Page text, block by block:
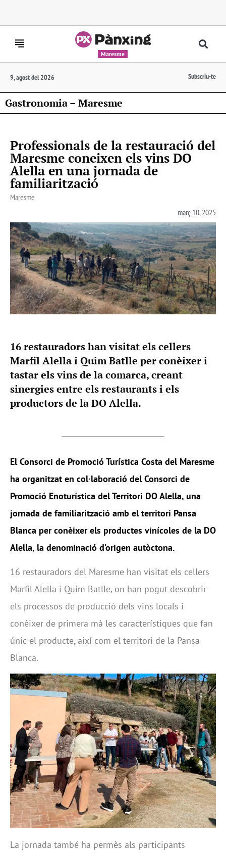
Maresme
9, agost del 2026 Subscriu-te
Gastronomia – Maresme
Professionals de la restauració del
Maresme coneixen els vins DO
Alella en una jornada de
familiarització
Maresme
març 10, 2025
16 restauradors han visitat els cellers
Marfil Alella i Quim Batlle per conèixer i
tastar els vins de la comarca, creant
sinergies entre els restaurants i els
productors de la DO Alella.
El Consorci de Promoció Turística Costa del Maresme
ha organitzat en col·laboració del Consorci de
Promoció Enoturística del Territori DO Alella, una
jornada de familiarització amb el territori Pansa
Blanca per conèixer els productes vinícoles de la DO
Alella, la denominació d’origen autòctona.
16 restauradors del Maresme han visitat els cellers
Marfil Alella i Quim Batlle, on han pogut descobrir
els processos de producció dels vins locals i
conèixer de primera mà les característiques que fan
únic el producte, així com el territori de la Pansa
Blanca.
La jornada també ha permès als participants